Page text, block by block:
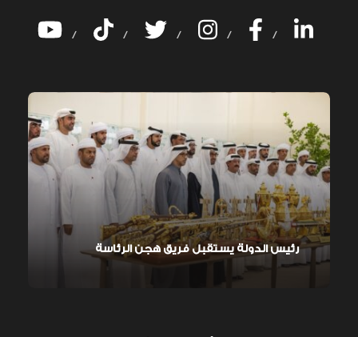
/ / / / /
رئيس الدولة يستقبل فريق هجن الرئاسة